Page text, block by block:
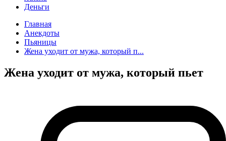
Деньги
Главная
Анекдоты
Пьяницы
Жена уходит от мужа, который п...
Жена уходит от мужа, который пьет